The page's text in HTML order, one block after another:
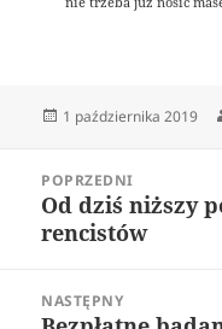
Data
1 października 2019
wpisuPOPRZEDNI
Poprzedni
wpis:
Od dziś niższy
rencistów
NASTĘPNY